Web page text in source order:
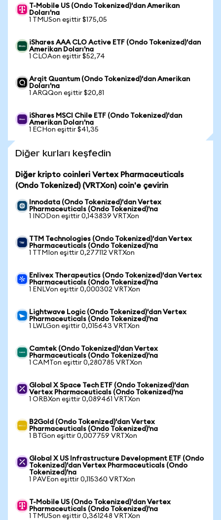
T-Mobile US (Ondo Tokenized)'dan Amerikan
Doları'na
1 TMUSon eşittir $175,05
iShares AAA CLO Active ETF (Ondo Tokenized)'dan
Amerikan Doları'na
1 CLOAon eşittir $52,74
Arqit Quantum (Ondo Tokenized)'dan Amerikan
Doları'na
1 ARQQon eşittir $20,81
iShares MSCI Chile ETF (Ondo Tokenized)'dan
Amerikan Doları'na
1 ECHon eşittir $41,35
Diğer kurları keşfedin
Diğer kripto coinleri Vertex Pharmaceuticals
(Ondo Tokenized) (VRTXon) coin'e çevirin
Innodata (Ondo Tokenized)'dan Vertex
Pharmaceuticals (Ondo Tokenized)'na
1 INODon eşittir 0,143839 VRTXon
TTM Technologies (Ondo Tokenized)'dan Vertex
Pharmaceuticals (Ondo Tokenized)'na
1 TTMIon eşittir 0,277112 VRTXon
Enlivex Therapeutics (Ondo Tokenized)'dan Vertex
Pharmaceuticals (Ondo Tokenized)'na
1 ENLVon eşittir 0,000302 VRTXon
Lightwave Logic (Ondo Tokenized)'dan Vertex
Pharmaceuticals (Ondo Tokenized)'na
1 LWLGon eşittir 0,015643 VRTXon
Camtek (Ondo Tokenized)'dan Vertex
Pharmaceuticals (Ondo Tokenized)'na
1 CAMTon eşittir 0,280785 VRTXon
Global X Space Tech ETF (Ondo Tokenized)'dan
Vertex Pharmaceuticals (Ondo Tokenized)'na
1 ORBXon eşittir 0,089461 VRTXon
B2Gold (Ondo Tokenized)'dan Vertex
Pharmaceuticals (Ondo Tokenized)'na
1 BTGon eşittir 0,007759 VRTXon
Global X US Infrastructure Development ETF (Ondo
Tokenized)'dan Vertex Pharmaceuticals (Ondo
Tokenized)'na
1 PAVEon eşittir 0,115360 VRTXon
T-Mobile US (Ondo Tokenized)'dan Vertex
Pharmaceuticals (Ondo Tokenized)'na
1 TMUSon eşittir 0,361248 VRTXon